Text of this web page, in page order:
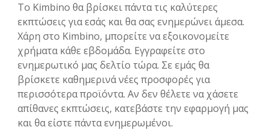
Το Kimbino θα βρίσκει πάντα τις καλύτερες
εκπτώσεις για εσάς και θα σας ενημερώνει άμεσα.
Χάρη στο Kimbino, μπορείτε να εξοικονομείτε
χρήματα κάθε εβδομάδα. Εγγραφείτε στο
ενημερωτικό μας δελτίο τώρα. Σε εμάς θα
βρίσκετε καθημερινά νέες προσφορές για
περισσότερα προϊόντα. Αν δεν θέλετε να χάσετε
απίθανες εκπτώσεις, κατεβάστε την εφαρμογή μας
και θα είστε πάντα ενημερωμένοι.